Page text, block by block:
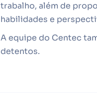
trabalho, além de
habilidades e
A equipe do Centec
detentos.